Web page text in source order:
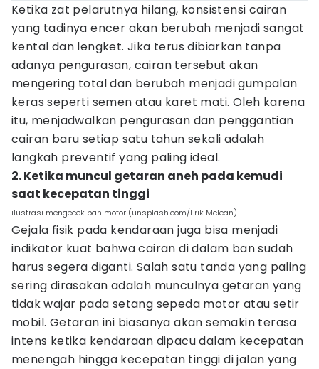
Ketika zat pelarutnya hilang, konsistensi cairan
yang tadinya encer akan berubah menjadi sangat
kental dan lengket. Jika terus dibiarkan tanpa
adanya pengurasan, cairan tersebut akan
mengering total dan berubah menjadi gumpalan
keras seperti semen atau karet mati. Oleh karena
itu, menjadwalkan pengurasan dan penggantian
cairan baru setiap satu tahun sekali adalah
langkah preventif yang paling ideal.
2. Ketika muncul getaran aneh pada kemudi
saat kecepatan tinggi
ilustrasi mengecek ban motor (unsplash.com/Erik Mclean)
Gejala fisik pada kendaraan juga bisa menjadi
indikator kuat bahwa cairan di dalam ban sudah
harus segera diganti. Salah satu tanda yang paling
sering dirasakan adalah munculnya getaran yang
tidak wajar pada setang sepeda motor atau setir
mobil. Getaran ini biasanya akan semakin terasa
intens ketika kendaraan dipacu dalam kecepatan
menengah hingga kecepatan tinggi di jalan yang